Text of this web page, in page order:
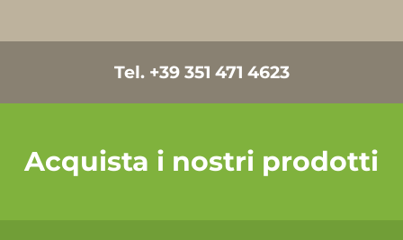
Tel. +39 351 471 4623
Acquista i nostri prodotti